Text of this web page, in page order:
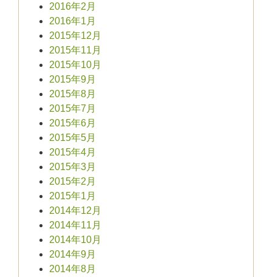
2016年2月
2016年1月
2015年12月
2015年11月
2015年10月
2015年9月
2015年8月
2015年7月
2015年6月
2015年5月
2015年4月
2015年3月
2015年2月
2015年1月
2014年12月
2014年11月
2014年10月
2014年9月
2014年8月